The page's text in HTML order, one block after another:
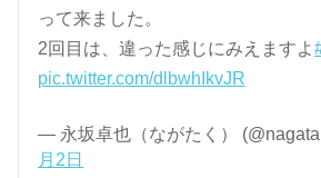
って来ました。
2回目は、違った感じにみえますよ
pic.twitter.com/dlbwhIkvJR
— 永坂卓也（ながたく）
月2日